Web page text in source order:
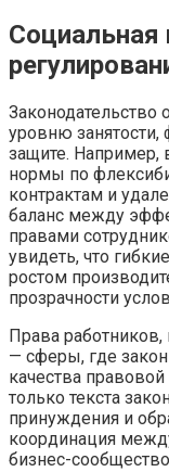
Социальная
Законодательство
уровню занятости,
защите. Например,
нормы по
контрактам и
баланс между
правами
увидеть, что
ростом
прозрачности
Права
— сферы, где закон
качества
только текста
принуждения и
координация
бизнес-